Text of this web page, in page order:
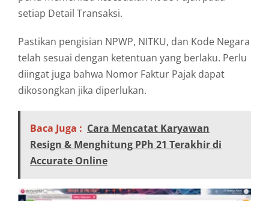
setiap Detail Transaksi.
Pastikan pengisian NPWP, NITKU, dan Kode Negara
telah sesuai dengan ketentuan yang berlaku. Perlu
diingat juga bahwa Nomor Faktur Pajak dapat
dikosongkan jika diperlukan.
Baca Juga : Cara Mencatat Karyawan
Resign & Menghitung PPh 21 Terakhir di
Accurate Online